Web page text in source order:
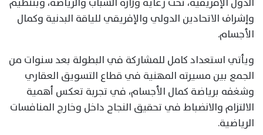
وإشراف الاتحادين الدولي والإفريقي للياقة البدنية وكمال
الأجسام.
ويأتي استعداد كامل للمشاركة في البطولة بعد سنوات من
الجمع بين مسيرته المهنية في قطاع التسويق العقاري
وشغفه برياضة كمال الأجسام، في تجربة تعكس أهمية
الالتزام والانضباط في تحقيق النجاح داخل وخارج المنافسات
الرياضية.